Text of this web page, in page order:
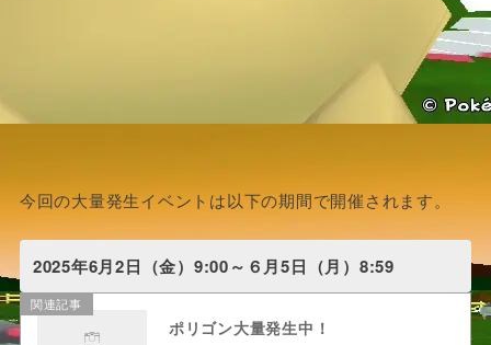
今回の大量発生イベントは以下の期間で開催されます。
2025年6月2日（金）9:00～６月5日（月）8:59
関連記事
ポリゴン大量発生中！